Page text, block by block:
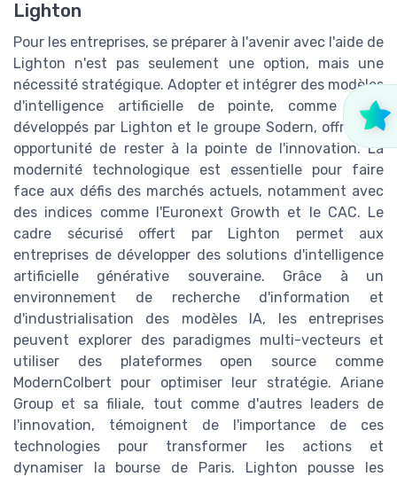
Lighton
Pour les entreprises, se préparer à l'avenir avec l'aide de
Lighton n'est pas seulement une option, mais une
nécessité stratégique. Adopter et intégrer des modèles
d'intelligence artificielle de pointe, comme ceux
développés par Lighton et le groupe Sodern, offre une
opportunité de rester à la pointe de l'innovation. La
modernité technologique est essentielle pour faire
face aux défis des marchés actuels, notamment avec
des indices comme l'Euronext Growth et le CAC. Le
cadre sécurisé offert par Lighton permet aux
entreprises de développer des solutions d'intelligence
artificielle générative souveraine. Grâce à un
environnement de recherche d'information et
d'industrialisation des modèles IA, les entreprises
peuvent explorer des paradigmes multi-vecteurs et
utiliser des plateformes open source comme
ModernColbert pour optimiser leur stratégie. Ariane
Group et sa filiale, tout comme d'autres leaders de
l'innovation, témoignent de l'importance de ces
technologies pour transformer les actions et
dynamiser la bourse de Paris. Lighton pousse les